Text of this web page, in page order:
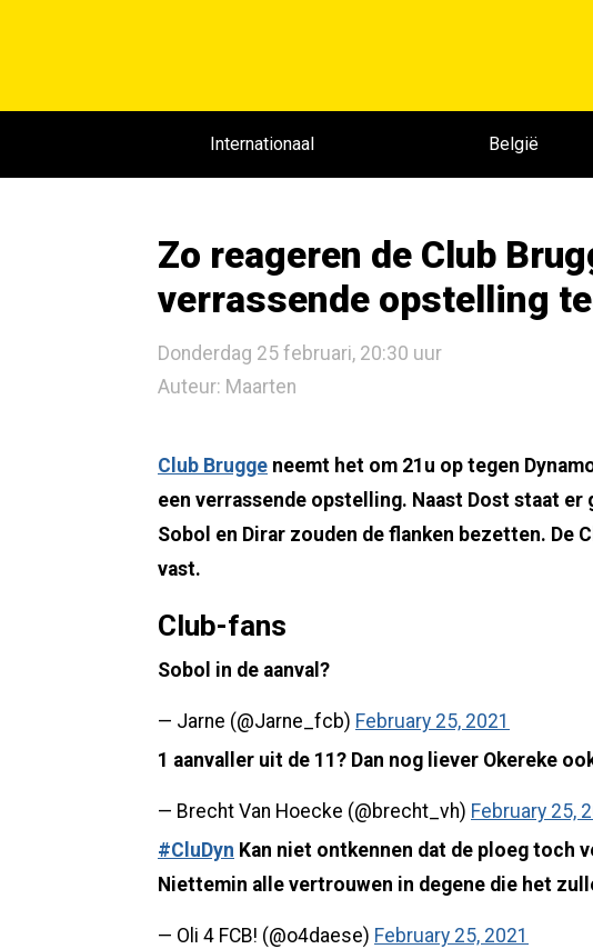
Internationaal België
Zo reageren de Club
verrassende opstelling
Donderdag 25 februari, 20:30 uur
Auteur: Maarten
Club Brugge neemt het om 21u op tegen
een verrassende opstelling. Naast Dost staat
Sobol en Dirar zouden de flanken bezetten. De
vast.
Club-fans
Sobol in de aanval?
— Jarne (@Jarne_fcb) February 25, 2021
1 aanvaller uit de 11? Dan nog liever Okereke
— Brecht Van Hoecke (@brecht_vh) February 25,
#CluDyn Kan niet ontkennen dat de ploeg toch
Niettemin alle vertrouwen in degene die het
— Oli 4 FCB! (@o4daese) February 25, 2021